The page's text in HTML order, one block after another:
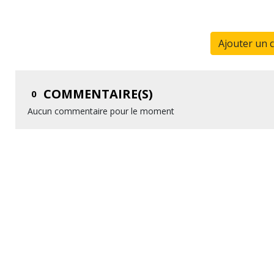
Ajouter un
0 COMMENTAIRE(S)
Aucun commentaire pour le moment